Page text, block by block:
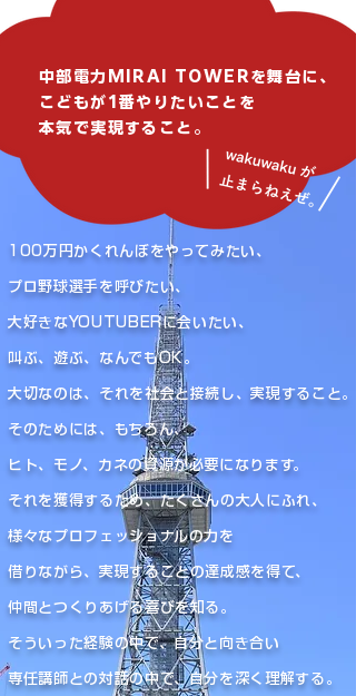
中部電力MIRAI TOWERを舞台に、
こどもが1番やりたいことを
​本気で実現すること。
100万円かくれんぼをやってみたい、
プロ野球選手を呼びたい、
大好きなYOUTUBERに会いたい、
叫ぶ、遊ぶ、なんでもOK。
大切なのは、それを社会と接続し、実現すること。
そのためには、もちろん、
ヒト、モノ、カネの資源が必要になります。
それを獲得するため、たくさんの大人にふれ、
様々なプロフェッショナルの力を
借りながら、実現することの達成感を得て、
仲間とつくりあげる喜びを知る。
そういった経験の中で、自分と向き合い
専任講師との対話の中で、自分を深く理解する。